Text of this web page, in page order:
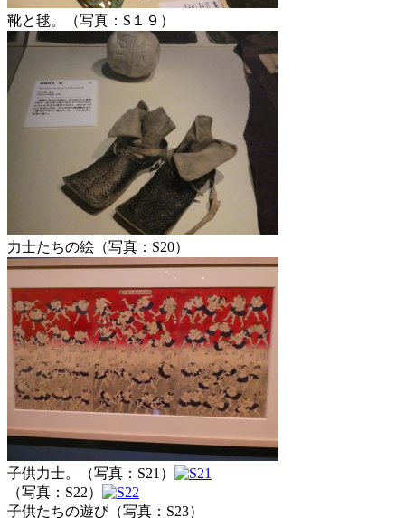
靴と毬。（写真：S１９）
力士たちの絵（写真：S20）
子供力士。（写真：S21）
（写真：S22）
子供たちの遊び（写真：S23）